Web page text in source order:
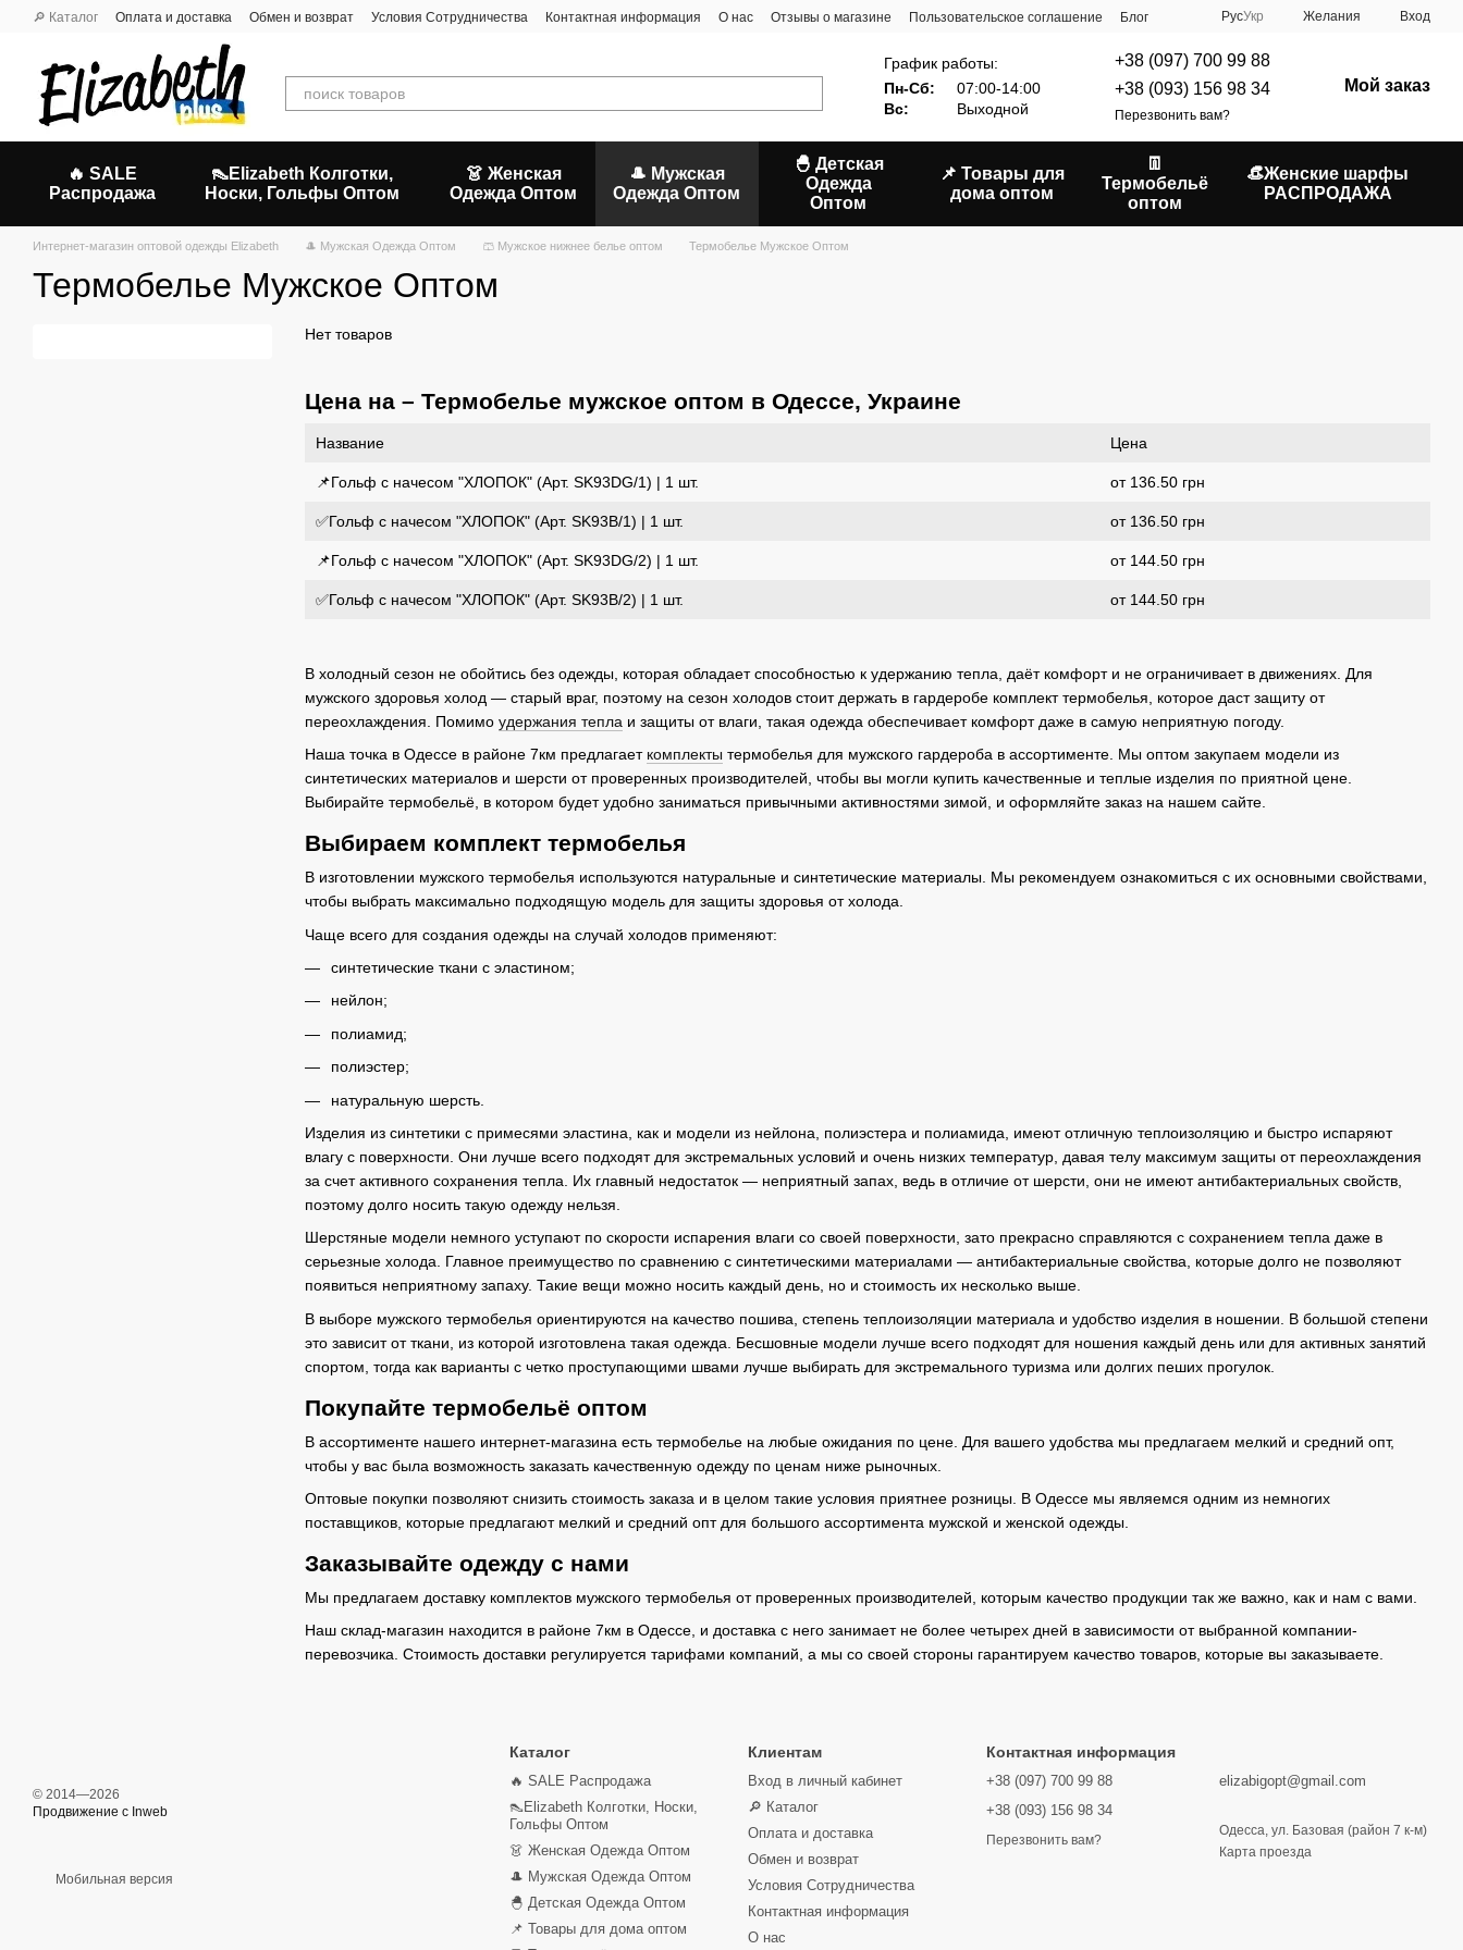
Перейти к основному контенту
🔎 Каталог Оплата и доставка Обмен и возврат Условия Сотрудничества Контактная информация О нас Отзывы о магазине Пользовательское соглашение Блог РусУкр Желания Вход
График работы:
Пн-Сб:
07:00-14:00
Вс:
Выходной
+38 (097) 700 99 88
+38 (093) 156 98 34
Перезвонить вам?
Мой заказ
🔥 SALE
Распродажа
👠Elizabeth Колготки,
Носки, Гольфы Оптом
👗 Женская
Одежда Оптом
🎩 Мужская
Одежда Оптом
🐣 Детская
Одежда
Оптом
📌 Товары для
дома оптом
👖
Термобельё
оптом
👒Женские шарфы
РАСПРОДАЖА
Интернет-магазин оптовой одежды Elizabeth 🎩 Мужская Одежда Оптом 🩳 Мужское нижнее белье оптом Термобелье Мужское Оптом
Термобелье Мужское Оптом
Цена на – Термобелье мужское оптом в Одессе, Украине
Название Цена
📌Гольф с начесом "ХЛОПОК" (Арт. SK93DG/1) | 1 шт. от 136.50 грн
✅Гольф с начесом "ХЛОПОК" (Арт. SK93B/1) | 1 шт. от 136.50 грн
📌Гольф с начесом "ХЛОПОК" (Арт. SK93DG/2) | 1 шт. от 144.50 грн
✅Гольф с начесом "ХЛОПОК" (Арт. SK93B/2) | 1 шт. от 144.50 грн
В холодный сезон не обойтись без одежды, которая обладает способностью к удержанию тепла, даёт комфорт и не ограничивает в движениях. Для
мужского здоровья холод — старый враг, поэтому на сезон холодов стоит держать в гардеробе комплект термобелья, которое даст защиту от
переохлаждения. Помимо удержания тепла и защиты от влаги, такая одежда обеспечивает комфорт даже в самую неприятную погоду.
Наша точка в Одессе в районе 7км предлагает комплекты термобелья для мужского гардероба в ассортименте. Мы оптом закупаем модели из
синтетических материалов и шерсти от проверенных производителей, чтобы вы могли купить качественные и теплые изделия по приятной цене.
Выбирайте термобельё, в котором будет удобно заниматься привычными активностями зимой, и оформляйте заказ на нашем сайте.
Выбираем комплект термобелья
В изготовлении мужского термобелья используются натуральные и синтетические материалы. Мы рекомендуем ознакомиться с их основными свойствами,
чтобы выбрать максимально подходящую модель для защиты здоровья от холода.
Чаще всего для создания одежды на случай холодов применяют:
синтетические ткани с эластином;
нейлон;
полиамид;
полиэстер;
натуральную шерсть.
Изделия из синтетики с примесями эластина, как и модели из нейлона, полиэстера и полиамида, имеют отличную теплоизоляцию и быстро испаряют
влагу с поверхности. Они лучше всего подходят для экстремальных условий и очень низких температур, давая телу максимум защиты от переохлаждения
за счет активного сохранения тепла. Их главный недостаток — неприятный запах, ведь в отличие от шерсти, они не имеют антибактериальных свойств,
поэтому долго носить такую одежду нельзя.
Шерстяные модели немного уступают по скорости испарения влаги со своей поверхности, зато прекрасно справляются с сохранением тепла даже в
серьезные холода. Главное преимущество по сравнению с синтетическими материалами — антибактериальные свойства, которые долго не позволяют
появиться неприятному запаху. Такие вещи можно носить каждый день, но и стоимость их несколько выше.
В выборе мужского термобелья ориентируются на качество пошива, степень теплоизоляции материала и удобство изделия в ношении. В большой степени
это зависит от ткани, из которой изготовлена такая одежда. Бесшовные модели лучше всего подходят для ношения каждый день или для активных занятий
спортом, тогда как варианты с четко проступающими швами лучше выбирать для экстремального туризма или долгих пеших прогулок.
Покупайте термобельё оптом
В ассортименте нашего интернет-магазина есть термобелье на любые ожидания по цене. Для вашего удобства мы предлагаем мелкий и средний опт,
чтобы у вас была возможность заказать качественную одежду по ценам ниже рыночных.
Оптовые покупки позволяют снизить стоимость заказа и в целом такие условия приятнее розницы. В Одессе мы являемся одним из немногих
поставщиков, которые предлагают мелкий и средний опт для большого ассортимента мужской и женской одежды.
Заказывайте одежду с нами
Мы предлагаем доставку комплектов мужского термобелья от проверенных производителей, которым качество продукции так же важно, как и нам с вами.
Наш склад-магазин находится в районе 7км в Одессе, и доставка с него занимает не более четырех дней в зависимости от выбранной компании-
перевозчика. Стоимость доставки регулируется тарифами компаний, а мы со своей стороны гарантируем качество товаров, которые вы заказываете.
Нет товаров
© 2014—2026
Продвижение с Inweb
Мобильная версия
Каталог
🔥 SALE Распродажа
👠Elizabeth Колготки, Носки,
Гольфы Оптом
👗 Женская Одежда Оптом
🎩 Мужская Одежда Оптом
🐣 Детская Одежда Оптом
📌 Товары для дома оптом
Клиентам
Вход в личный кабинет
🔎 Каталог
Оплата и доставка
Обмен и возврат
Условия Сотрудничества
Контактная информация
О нас
Контактная информация
+38 (097) 700 99 88
+38 (093) 156 98 34
Перезвонить вам?
elizabigopt@gmail.com
Одесса, ул. Базовая (район 7 к-м)
Карта проезда